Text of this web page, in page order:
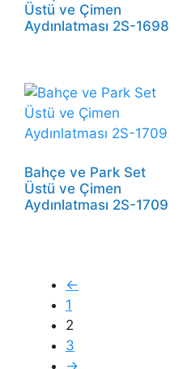
Üstü ve Çimen
Aydınlatması 2S-1698
Bahçe ve Park Set
Üstü ve Çimen
Aydınlatması 2S-1709
←
1
2
3